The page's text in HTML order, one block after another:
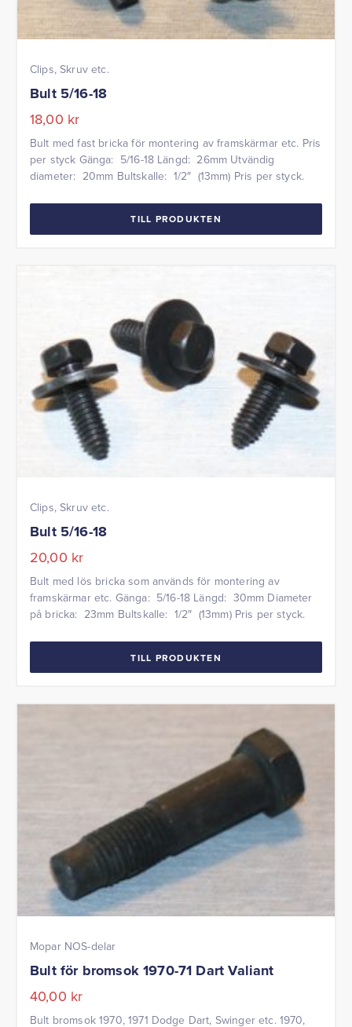
Clips, Skruv etc.
Bult 5/16-18
18,00 kr
Bult med fast bricka för montering av framskärmar etc. Pris
per styck Gänga: 5/16-18 Längd: 26mm Utvändig
diameter: 20mm Bultskalle: 1/2″ (13mm) Pris per styck.
TILL PRODUKTEN
Clips, Skruv etc.
Bult 5/16-18
20,00 kr
Bult med lös bricka som används för montering av
framskärmar etc. Gänga: 5/16-18 Längd: 30mm Diameter
på bricka: 23mm Bultskalle: 1/2″ (13mm) Pris per styck.
TILL PRODUKTEN
Mopar NOS-delar
Bult för bromsok 1970-71 Dart Valiant
40,00 kr
Bult bromsok 1970, 1971 Dodge Dart, Swinger etc. 1970,